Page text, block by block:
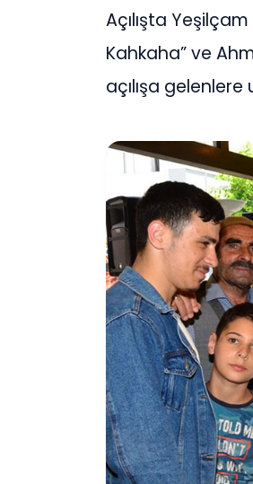
Açılışta
Kahkaha” ve
açılışa